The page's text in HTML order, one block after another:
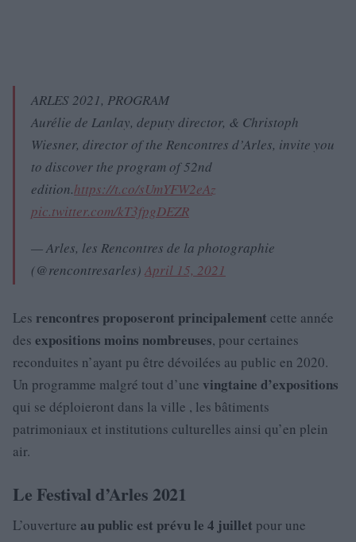
ARLES 2021, PROGRAM
Aurélie de Lanlay, deputy director, & Christoph
Wiesner, director of the Rencontres d’Arles, invite you
to discover the program of 52nd
edition.https://t.co/sUmYFW2eAz
pic.twitter.com/kT3fpgDEZR
— Arles, les Rencontres de la photographie
(@rencontresarles) April 15, 2021
Les rencontres proposeront principalement cette année
des expositions moins nombreuses, pour certaines
reconduites n’ayant pu être dévoilées au public en 2020.
Un programme malgré tout d’une vingtaine d’expositions
qui se déploieront dans la ville , les bâtiments
patrimoniaux et institutions culturelles ainsi qu’en plein
air.
Le Festival d’Arles 2021
L’ouverture au public est prévu le 4 juillet pour une